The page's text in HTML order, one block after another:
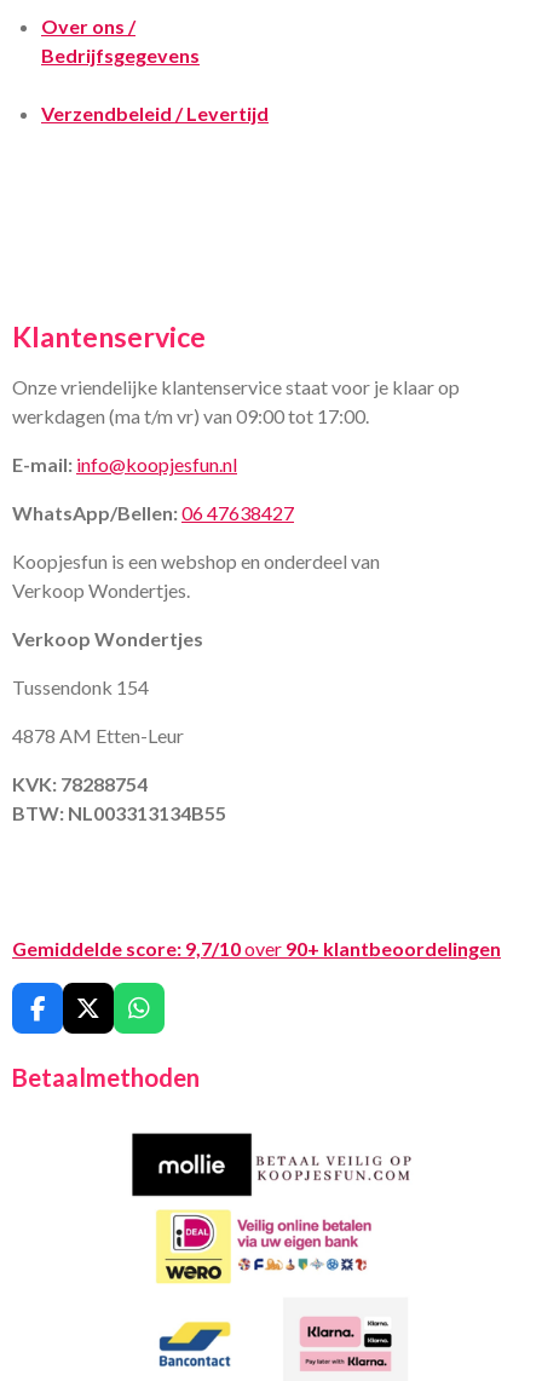
Over ons /
Bedrijfsgegevens
Verzendbeleid / Levertijd
Klantenservice
Onze vriendelijke klantenservice staat voor je klaar op
werkdagen (ma t/m vr) van 09:00 tot 17:00.
E-mail: info@koopjesfun.nl
WhatsApp/Bellen:06 47638427
Koopjesfun is een webshop en onderdeel van
Verkoop Wondertjes.
Verkoop Wondertjes
Tussendonk 154
4878 AM Etten-Leur
KVK: 78288754
BTW: NL003313134B55
Gemiddelde score: 9,7/10over 90+ klantbeoordelingen
F
a
c
e
X
W
h
t
A
Betaalmethoden